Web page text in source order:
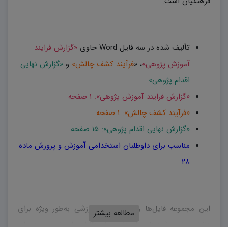
تألیف شده در سه فایل Word حاوی
«گزارش فرایند
آموزش پژوهی»، «فرآیند کشف چالش» و «گزارش نهایی
اقدام پژوهی»
«گزارش فرایند آموزش پژوهی»: ۱ صفحه
«فرآیند کشف چالش»: ۱ صفحه
«گزارش نهایی اقدام پژوهی»: ۱۵ صفحه
مناسب برای داوطلبان استخدامی آموزش و پرورش ماده
۲۸
این مجموعه فایل‌ها و پست‌های آموزشی به‌طور ویژه برای
مطالعه بیشتر